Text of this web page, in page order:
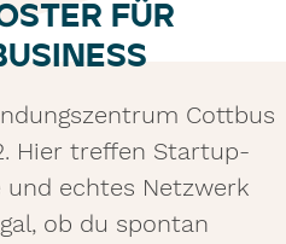
FÜR
Cottbus
Hier treffen Startup-
und echtes Netzwerk
ob du spontan